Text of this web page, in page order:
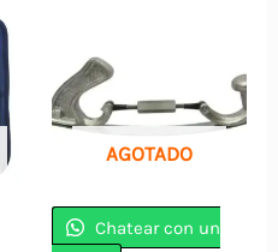
AGOTADO
Chatear con un